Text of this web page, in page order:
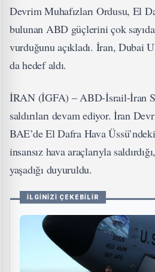
Devrim Muhafızları Ordusu, El
bulunan ABD güçlerini çok sayıda
vurduğunu açıkladı. İran, Dubai
da hedef aldı.
İRAN (İGFA) – ABD-İsrail-İran
saldırıları devam ediyor. İran
BAE’de El Dafra Hava
insansız hava araçlarıyla
yaşadığı duyuruldu.
İLGİNİZİ ÇEKEBİLİR